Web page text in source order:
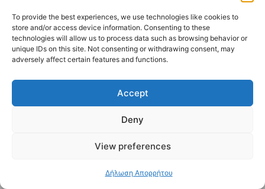
To provide the best experiences, we use technologies like cookies to
store and/or access device information. Consenting to these
technologies will allow us to process data such as browsing behavior or
unique IDs on this site. Not consenting or withdrawing consent, may
adversely affect certain features and functions.
Accept
Deny
View preferences
Δήλωση Απορρήτου